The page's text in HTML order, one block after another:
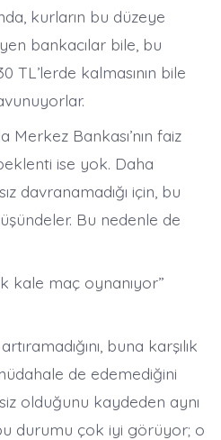
kurların bu düzeye
bankacılar bile, bu
TL’lerde kalmasının bile
Merkez Bankası’nın faiz
ise yok. Daha
davranamadığı için, bu
Bu nedenle de
kale maç oynanıyor”
buna karşılık
de edemediğini
olduğunu kaydeden aynı
durumu çok iyi görüyor; o